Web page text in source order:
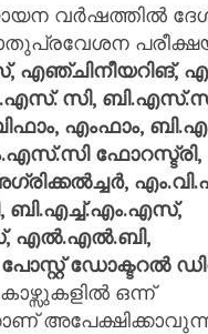
വർഷത്തിൽ
എഞ്ചിനീയറിങ്,
സി, ബി.എസ്.സി
എംഫാം,
ഫോറസ്ട്രി,
ബി.എച്ച്.എം.എസ്,
എൽ.എൽ.ബി,
ഡോക്ടറൽ
ഒന്ന്